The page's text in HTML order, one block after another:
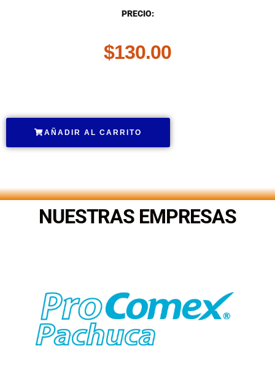
PRECIO:
$130.00
AÑADIR AL CARRITO
NUESTRAS EMPRESAS